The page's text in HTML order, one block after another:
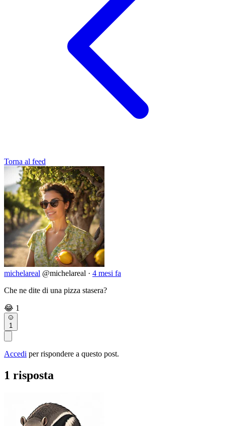
Torna al feed
michelareal @michelareal · 4 mesi fa
Che ne dite di una pizza stasera?
😂 1
1
Accedi per rispondere a questo post.
1 risposta